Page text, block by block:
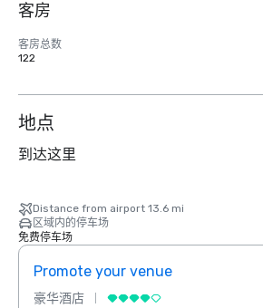
客房
客房总数
122
地点
到达这里
Distance from airport 13.6 mi
区域内的停车场
免费停车场
Promote your venue
豪华酒店